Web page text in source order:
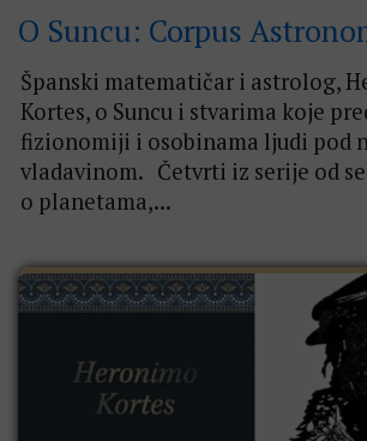
O Suncu: Corpus
Španski matematičar i astrolog,
Kortes, o Suncu i stvarima koje
fizionomiji i osobinama ljudi pod
vladavinom. Četvrti iz serije od
o planetama,...